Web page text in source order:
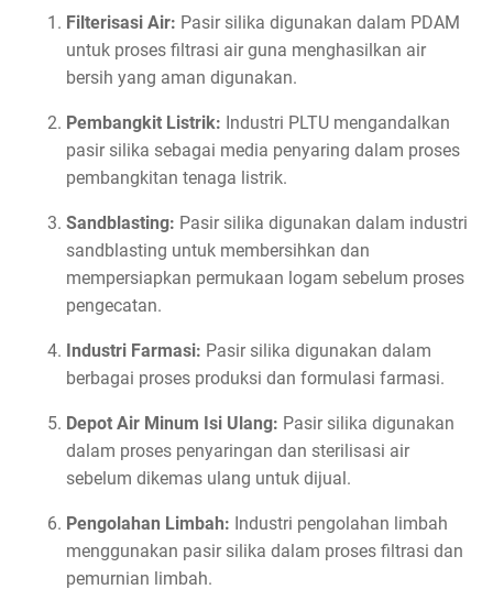
Filterisasi Air: Pasir silika digunakan dalam PDAM
untuk proses filtrasi air guna menghasilkan air
bersih yang aman digunakan.
Pembangkit Listrik: Industri PLTU mengandalkan
pasir silika sebagai media penyaring dalam proses
pembangkitan tenaga listrik.
Sandblasting: Pasir silika digunakan dalam industri
sandblasting untuk membersihkan dan
mempersiapkan permukaan logam sebelum proses
pengecatan.
Industri Farmasi: Pasir silika digunakan dalam
berbagai proses produksi dan formulasi farmasi.
Depot Air Minum Isi Ulang: Pasir silika digunakan
dalam proses penyaringan dan sterilisasi air
sebelum dikemas ulang untuk dijual.
Pengolahan Limbah: Industri pengolahan limbah
menggunakan pasir silika dalam proses filtrasi dan
pemurnian limbah.